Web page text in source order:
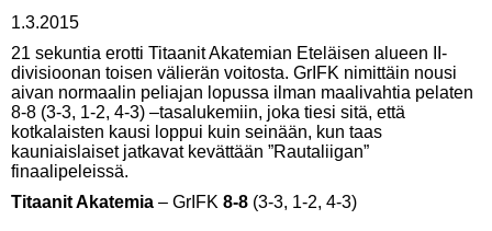
1.3.2015
21 sekuntia erotti Titaanit Akatemian Eteläisen alueen II-
divisioonan toisen välierän voitosta. GrIFK nimittäin nousi
aivan normaalin peliajan lopussa ilman maalivahtia pelaten
8-8 (3-3, 1-2, 4-3) –tasalukemiin, joka tiesi sitä, että
kotkalaisten kausi loppui kuin seinään, kun taas
kauniaislaiset jatkavat kevättään ”Rautaliigan”
finaalipeleissä.
Titaanit Akatemia – GrIFK 8-8 (3-3, 1-2, 4-3)